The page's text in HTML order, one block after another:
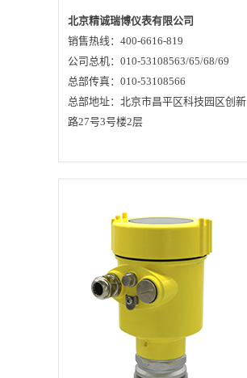
离。2、水利行业应用
水位计采用了26GHz
有：波束角小，能量
集中，具有更强抗干
测量精度和可靠性 天
范围最高可达70米，
达水位计发射功率极
无伤害北京精诚瑞博
仪表有限公司价格合
理 质量过硬 服务一
流专业生产各种物位
仪表咨询电话：400-
6616-819
北京精诚瑞博仪表有限公司
销售热线：400-6616-819
公司总机：010-53108563/65/68/69
总部传真：010-53108566
总部地址：北京市昌平区科技园区创新
路27号3号楼2层